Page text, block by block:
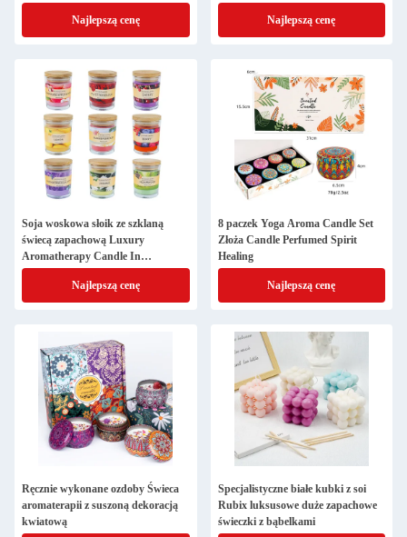
Najlepszą cenę
sojowy w słoiku szklanym
Najlepszą cenę
Soja woskowa słoik ze szklaną
świecą zapachową Luxury
Aromatherapy Candle In
Transparent Glass Jar
Najlepszą cenę
8 paczek Yoga Aroma Candle Set
Złoża Candle Perfumed Spirit
Healing
Najlepszą cenę
Ręcznie wykonane ozdoby Świeca
aromaterapii z suszoną dekoracją
kwiatową
Specjalistyczne białe kubki z soi
Rubix luksusowe duże zapachowe
świeczki z bąbelkami